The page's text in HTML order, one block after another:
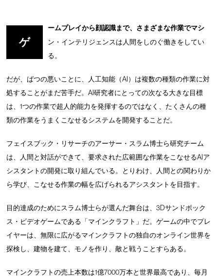
ゲ
ームプレイから顔認識まで、さまざまな作業でマシ
ン・インテリジェンスは人間をしのぐ働きをしてい
る。
だが、ばつの悪いことに、人工知能（AI）は複数の種類の作業に対
処することがまだ苦手だ。AI研究者にとっての次なる大きな目標
は、1つの作業で超人的能力を発揮するのではなく、たくさんの種
類の作業をうまくこなせるシステムを開発することだ。
フェイスブック・リサーチのアーサー・スラム博士ら研究チーム
は、人間と対話ができて、要求された広範囲な作業をこなせるAIア
シスタントの開発に取り組んでいる。とりわけ、人間との関わりか
ら学び、こなせる作業の幅を広げられるアシスタントを目指す。
目的達成のためにスラム博士らが選んだ舞台は、3Dサンドボック
ス・ビデオゲームである「マインクラフト」だ。ゲームの中でプレ
イヤーは、無限に広がるマインクラフトの独自のオンライン世界を
探検し、建物を建て、モノを作り、敵と戦うことすらある。
マインクラフトの売上本数は1億7000万本と世界最高であり、毎月